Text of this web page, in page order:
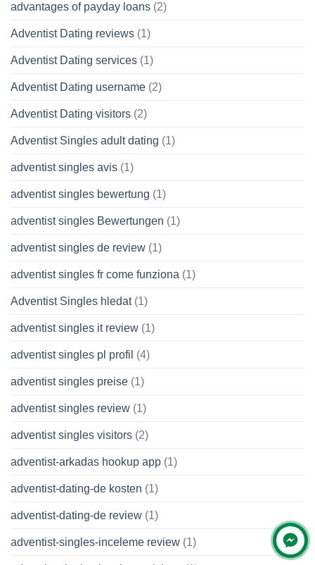
advantages of payday loans (2)
Adventist Dating reviews (1)
Adventist Dating services (1)
Adventist Dating username (2)
Adventist Dating visitors (2)
Adventist Singles adult dating (1)
adventist singles avis (1)
adventist singles bewertung (1)
adventist singles Bewertungen (1)
adventist singles de review (1)
adventist singles fr come funziona (1)
Adventist Singles hledat(1)
adventist singles it review (1)
adventist singles pl profil (4)
adventist singles preise (1)
adventist singles review (1)
adventist singles visitors (2)
adventist-arkadas hookup app (1)
adventist-dating-de kosten (1)
adventist-dating-de review (1)
adventist-singles-inceleme review (1)